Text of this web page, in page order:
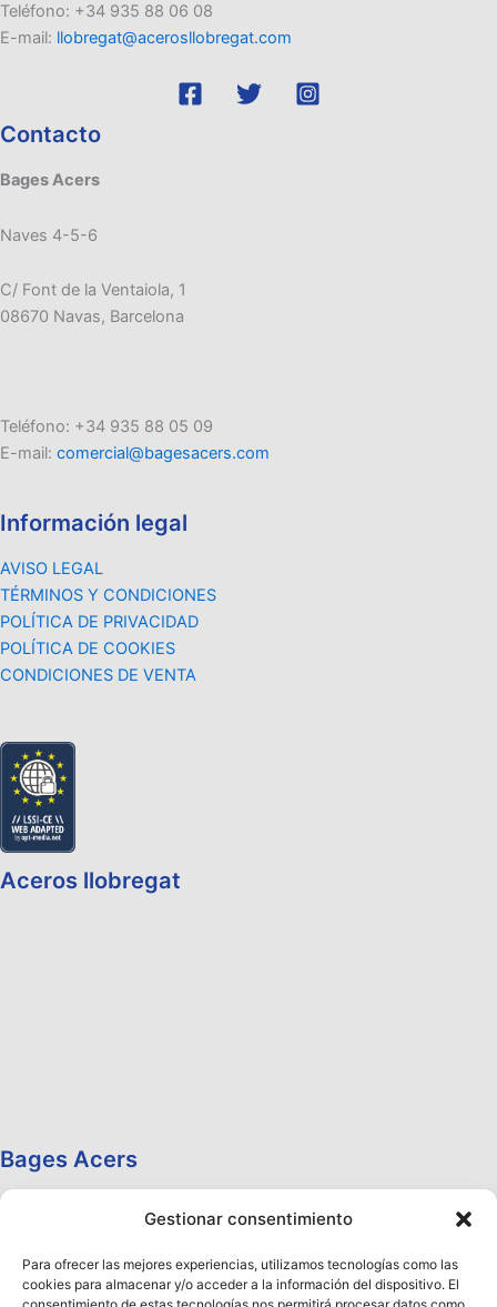
Gestionar consentimiento
Para ofrecer las mejores experiencias, utilizamos tecnologías como las
cookies para almacenar y/o acceder a la información del dispositivo. El
Teléfono: +34 935 88 06 08
E-mail: llobregat@acerosllobregat.com
Contacto
Bages Acers
Naves 4-5-6
C/ Font de la Ventaiola, 1
08670 Navas, Barcelona
Teléfono: +34 935 88 05 09
E-mail: comercial@bagesacers.com
Información legal
AVISO LEGAL
TÉRMINOS Y CONDICIONES
POLÍTICA DE PRIVACIDAD
POLÍTICA DE COOKIES
CONDICIONES DE VENTA
Aceros llobregat
Bages Acers